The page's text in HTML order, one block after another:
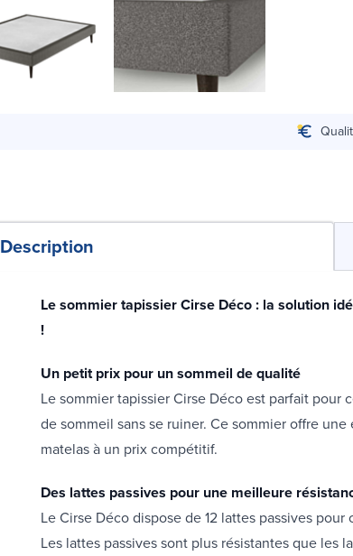
Description
Le sommier tapissier Cirse Déco : la solution
!
Un petit prix pour un sommeil de qualité
Le sommier tapissier Cirse Déco est parfait
de sommeil sans se ruiner. Ce sommier offre
matelas à un prix compétitif.
Des lattes passives pour une meilleure
Le Cirse Déco dispose de 12 lattes passives
Les lattes passives sont plus résistantes que les